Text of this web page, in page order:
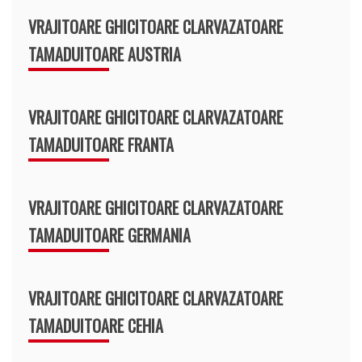
VRAJITOARE GHICITOARE CLARVAZATOARE
TAMADUITOARE AUSTRIA
VRAJITOARE GHICITOARE CLARVAZATOARE
TAMADUITOARE FRANTA
VRAJITOARE GHICITOARE CLARVAZATOARE
TAMADUITOARE GERMANIA
VRAJITOARE GHICITOARE CLARVAZATOARE
TAMADUITOARE CEHIA